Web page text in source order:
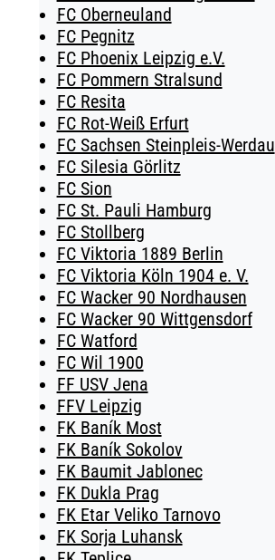
FC Oberneuland
FC Pegnitz
FC Phoenix Leipzig e.V.
FC Pommern Stralsund
FC Resita
FC Rot-Weiß Erfurt
FC Sachsen Steinpleis-Werdau
FC Silesia Görlitz
FC Sion
FC St. Pauli Hamburg
FC Stollberg
FC Viktoria 1889 Berlin
FC Viktoria Köln 1904 e. V.
FC Wacker 90 Nordhausen
FC Wacker 90 Wittgensdorf
FC Watford
FC Wil 1900
FF USV Jena
FFV Leipzig
FK Baník Most
FK Baník Sokolov
FK Baumit Jablonec
FK Dukla Prag
FK Etar Veliko Tarnovo
FK Sorja Luhansk